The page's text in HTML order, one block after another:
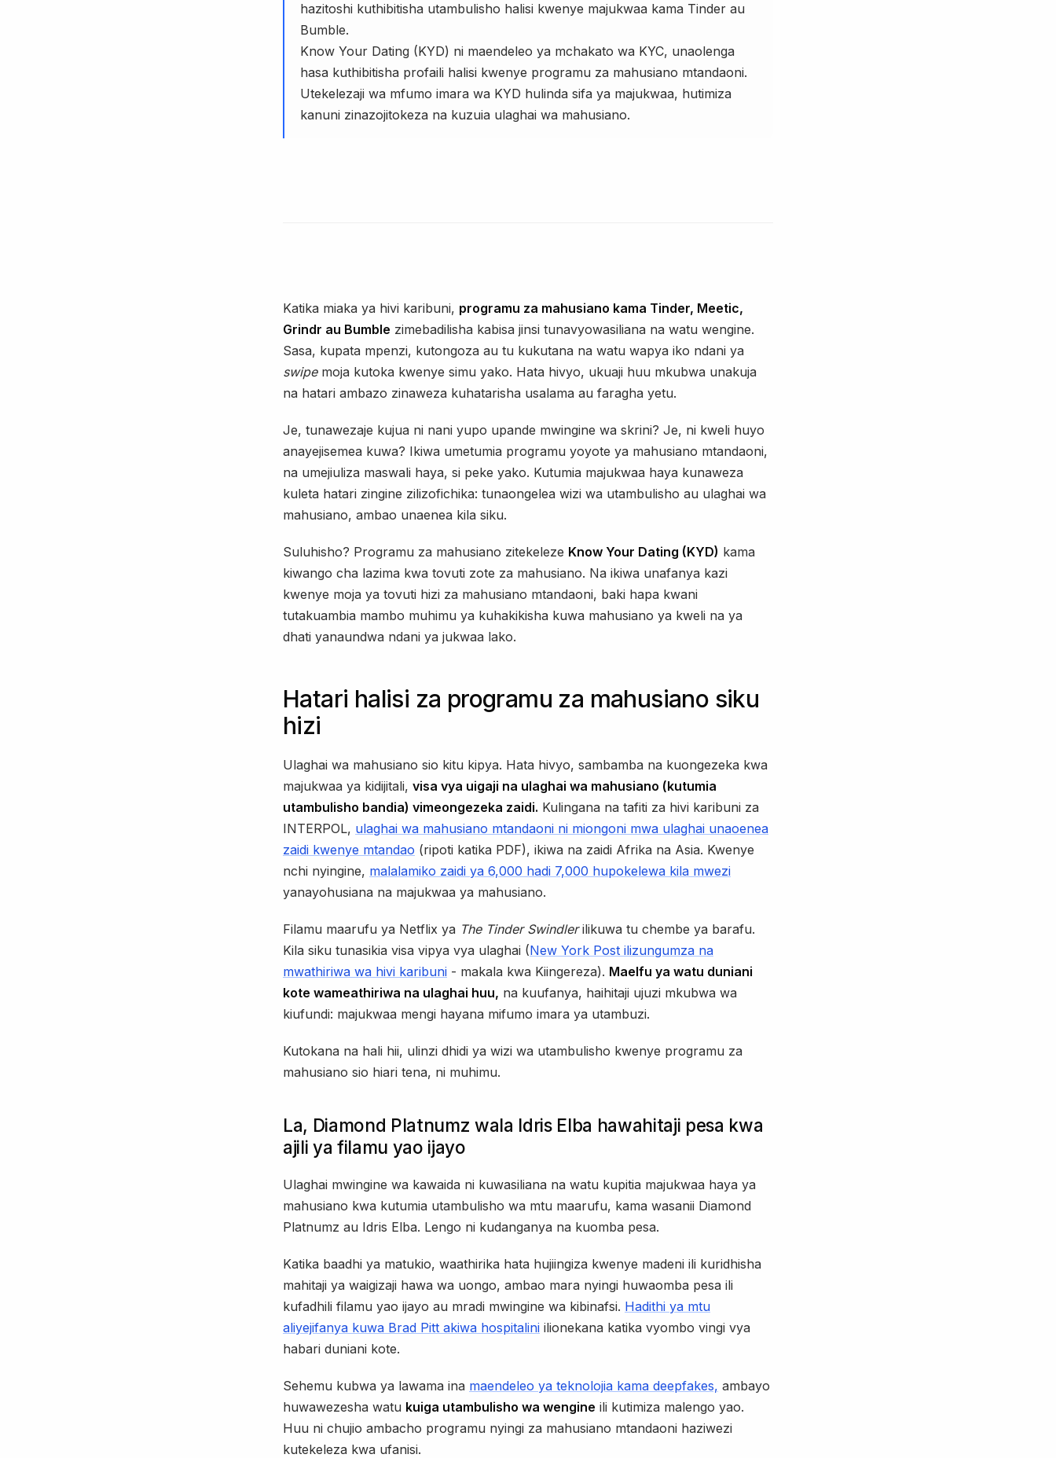
hazitoshi kuthibitisha utambulisho halisi kwenye majukwaa kama Tinder au
Bumble.
Know Your Dating (KYD) ni maendeleo ya mchakato wa KYC, unaolenga
hasa kuthibitisha profaili halisi kwenye programu za mahusiano mtandaoni.
Utekelezaji wa mfumo imara wa KYD hulinda sifa ya majukwaa, hutimiza
kanuni zinazojitokeza na kuzuia ulaghai wa mahusiano.
Katika miaka ya hivi karibuni, programu za mahusiano kama Tinder, Meetic,
Grindr au Bumble zimebadilisha kabisa jinsi tunavyowasiliana na watu wengine.
Sasa, kupata mpenzi, kutongoza au tu kukutana na watu wapya iko ndani ya
swipemoja kutoka kwenye simu yako. Hata hivyo, ukuaji huu mkubwa unakuja
na hatari ambazo zinaweza kuhatarisha usalama au faragha yetu.
Je, tunawezaje kujua ni nani yupo upande mwingine wa skrini? Je, ni kweli huyo
anayejisemea kuwa? Ikiwa umetumia programu yoyote ya mahusiano mtandaoni,
na umejiuliza maswali haya, si peke yako. Kutumia majukwaa haya kunaweza
kuleta hatari zingine zilizofichika: tunaongelea wizi wa utambulisho au ulaghai wa
mahusiano, ambao unaenea kila siku.
Suluhisho? Programu za mahusiano zitekeleze Know Your Dating (KYD) kama
kiwango cha lazima kwa tovuti zote za mahusiano. Na ikiwa unafanya kazi
kwenye moja ya tovuti hizi za mahusiano mtandaoni, baki hapa kwani
tutakuambia mambo muhimu ya kuhakikisha kuwa mahusiano ya kweli na ya
dhati yanaundwa ndani ya jukwaa lako.
Hatari halisi za programu za mahusiano siku
hizi
Ulaghai wa mahusiano sio kitu kipya. Hata hivyo, sambamba na kuongezeka kwa
majukwaa ya kidijitali, visa vya uigaji na ulaghai wa mahusiano (kutumia
utambulisho bandia) vimeongezeka zaidi. Kulingana na tafiti za hivi karibuni za
INTERPOL, ulaghai wa mahusiano mtandaoni ni miongoni mwa ulaghai unaoenea
zaidi kwenye mtandao (ripoti katika PDF), ikiwa na zaidi Afrika na Asia. Kwenye
nchi nyingine, malalamiko zaidi ya 6,000 hadi 7,000 hupokelewa kila mwezi
yanayohusiana na majukwaa ya mahusiano.
Filamu maarufu ya Netflix ya The Tinder Swindlerilikuwa tu chembe ya barafu.
Kila siku tunasikia visa vipya vya ulaghai (New York Post ilizungumza na
mwathiriwa wa hivi karibuni - makala kwa Kiingereza). Maelfu ya watu duniani
kote wameathiriwa na ulaghai huu, na kuufanya, haihitaji ujuzi mkubwa wa
kiufundi: majukwaa mengi hayana mifumo imara ya utambuzi.
Kutokana na hali hii, ulinzi dhidi ya wizi wa utambulisho kwenye programu za
mahusiano sio hiari tena, ni muhimu.
La, Diamond Platnumz wala Idris Elba hawahitaji pesa kwa
ajili ya filamu yao ijayo
Ulaghai mwingine wa kawaida ni kuwasiliana na watu kupitia majukwaa haya ya
mahusiano kwa kutumia utambulisho wa mtu maarufu, kama wasanii Diamond
Platnumz au Idris Elba. Lengo ni kudanganya na kuomba pesa.
Katika baadhi ya matukio, waathirika hata hujiingiza kwenye madeni ili kuridhisha
mahitaji ya waigizaji hawa wa uongo, ambao mara nyingi huwaomba pesa ili
kufadhili filamu yao ijayo au mradi mwingine wa kibinafsi. Hadithi ya mtu
aliyejifanya kuwa Brad Pitt akiwa hospitalini ilionekana katika vyombo vingi vya
habari duniani kote.
Sehemu kubwa ya lawama ina maendeleo ya teknolojia kama deepfakes, ambayo
huwawezesha watu kuiga utambulisho wa wengine ili kutimiza malengo yao.
Huu ni chujio ambacho programu nyingi za mahusiano mtandaoni haziwezi
kutekeleza kwa ufanisi.